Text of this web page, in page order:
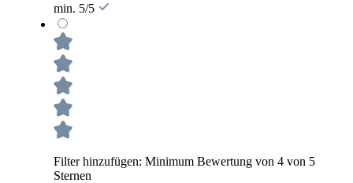
min. 5/5
Filter hinzufügen: Minimum Bewertung von 4 von 5
Sternen